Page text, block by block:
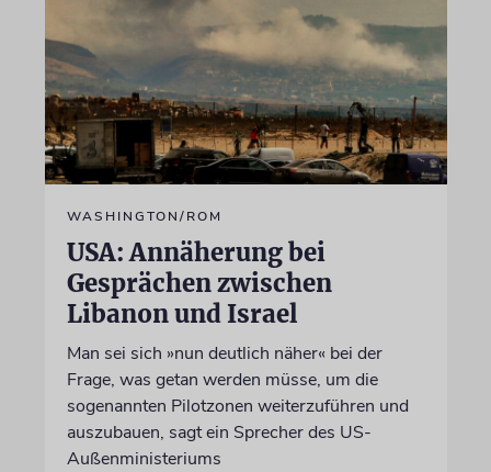
WASHINGTON/ROM
USA: Annäherung bei
Gesprächen zwischen
Libanon und Israel
Man sei sich »nun deutlich näher« bei der
Frage, was getan werden müsse, um die
sogenannten Pilotzonen weiterzuführen und
auszubauen, sagt ein Sprecher des US-
Außenministeriums